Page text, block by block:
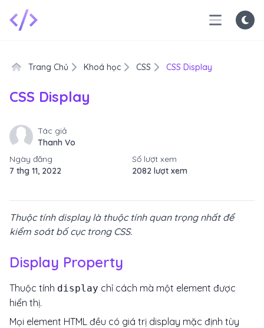
Trang Chủ Khoá học CSS CSS Display
CSS Display
Tác giả
Thanh Vo
Ngày đăng
7 thg 11, 2022
Số lượt xem
2082 lượt xem
Thuộc tính display là thuộc tính quan trọng nhất để
kiểm soát bố cục trong CSS.
Display Property
Thuộc tính display chỉ cách mà một element được
hiển thị.
Mọi element HTML đều có giá trị display mặc định tùy